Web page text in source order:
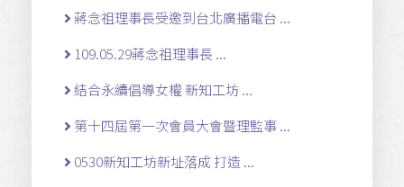
蔣念祖理事長受邀到台北廣播電台 ...
109.05.29蔣念祖理事長 ...
結合永續倡導女權 新知工坊 ...
第十四屆第一次會員大會暨理監事 ...
0530新知工坊新址落成 打造 ...